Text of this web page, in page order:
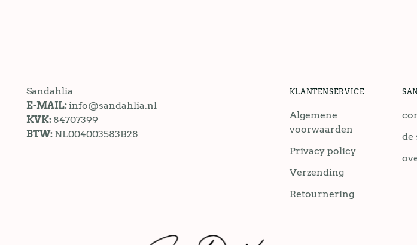
Sandahlia
E-MAIL:info@sandahlia.nl
KVK: 84707399
BTW: NL004003583B28
KLANTENSERVICE
Algemene
voorwaarden
Privacy policy
Verzending
Retournering
de